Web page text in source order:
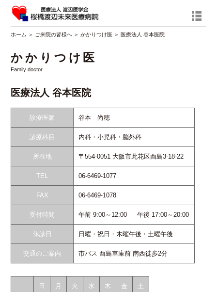
ホーム ＞ ご来院の皆様へ ＞かかりつけ医 ＞ 医療法人 谷本医院
かかりつけ医
Family doctor
医療法人 谷本医院
診療医師 谷本 尚穂
診療科目 内科・小児科・脳外科
所在地 〒554-0051 大阪市此花区酉島3-18-22
TEL 06-6469-1077
FAX 06-6469-1078
受付時間 午前 9:00～12:00 ｜ 午後 17:00～20:00
休診日 日曜・祝日・木曜午後・土曜午後
交通のご案内 市バス 酉島車庫前 南西徒歩2分
日 月 火 水 木 金 土